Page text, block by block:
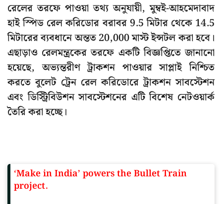
রেলের তরফে পাওয়া তথ্য অনুযায়ী, মুম্বই-আহমেদাবাদ
হাই স্পিড রেল করিডোর বরাবর 9.5 মিটার থেকে 14.5
মিটারের ব্যবধানে অন্তত 20,000 মাস্ট ইন্সটল করা হবে।
এছাড়াও রেলমন্ত্রকের তরফে একটি বিজ্ঞপ্তিতে জানানো
হয়েছে, অভ্যন্তরীণ ট্রাকশন পাওয়ার সাপ্লাই নিশ্চিত
করতে বুলেট ট্রেন রেল করিডোরে ট্রাকশন সাবস্টেশন
এবং ডিস্ট্রিবিউশন সাবস্টেশনের এটি বিশেষ নেটওয়ার্ক
তৈরি করা হচ্ছে।
‘Make in India’ powers the Bullet Train
project.